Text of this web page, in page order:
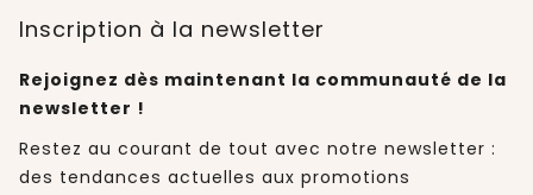
Inscription à la newsletter
Rejoignez dès maintenant la communauté de la
newsletter !
Restez au courant de tout avec notre newsletter :
des tendances actuelles aux promotions